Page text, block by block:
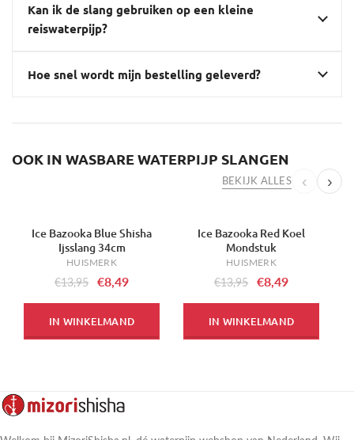
Kan ik de slang gebruiken op een kleine
reiswaterpijp?
Hoe snel wordt mijn bestelling geleverd?
OOK IN WASBARE WATERPIJP SLANGEN
BEKIJK ALLES ‹ ›
-39%
Ice Bazooka Blue Shisha
Ijsslang 34cm
HUISMERK
€13,95 €8,49
IN WINKELMAND
-39%Ice Bazooka Red Koel
Mondstuk
HUISMERK
€13,95 €8,49
IN WINKELMAND